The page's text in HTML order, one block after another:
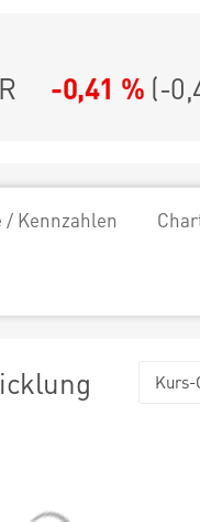
-0,41 % (-
/ Kennzahlen
Kurs-